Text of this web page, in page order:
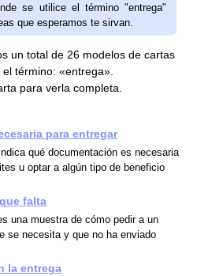
se utilice el término "entrega"
que esperamos te sirvan.
un total de 26 modelos de cartas
término: «entrega».
para verla completa.
para entregar
qué documentación es necesaria
u optar a algún tipo de beneficio
falta
una muestra de cómo pedir a un
se necesita y que no ha enviado
la entrega